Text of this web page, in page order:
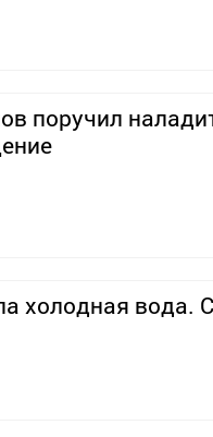
поручил
холодная вода.